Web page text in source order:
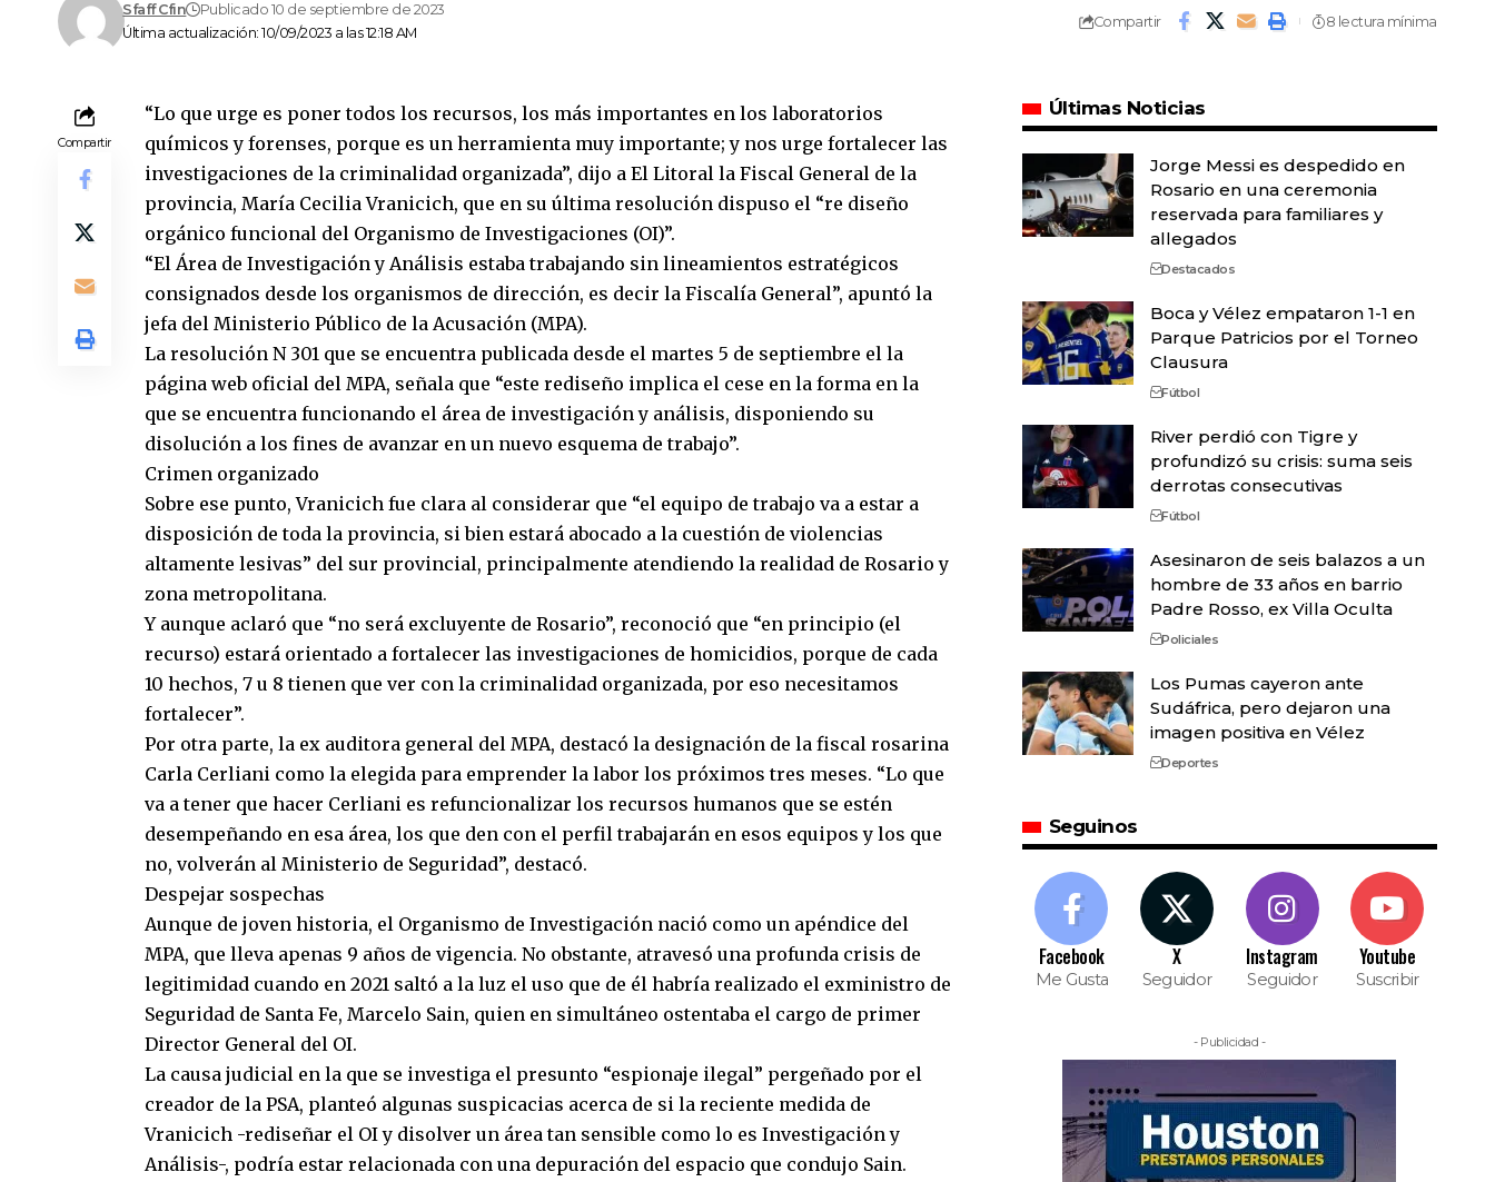
Última actualización: 10/09/2023 a las 12:18 AM
Sfaff Cfin Publicado 10 de septiembre de 2023
Compartir 8 lectura mínima
Compartir
“Lo que urge es poner todos los recursos, los más importantes en los laboratorios
químicos y forenses, porque es un herramienta muy importante; y nos urge fortalecer las
investigaciones de la criminalidad organizada”, dijo a El Litoral la Fiscal General de la
provincia, María Cecilia Vranicich, que en su última resolución dispuso el “re diseño
orgánico funcional del Organismo de Investigaciones (OI)”.
“El Área de Investigación y Análisis estaba trabajando sin lineamientos estratégicos
consignados desde los organismos de dirección, es decir la Fiscalía General”, apuntó la
jefa del Ministerio Público de la Acusación (MPA).
La resolución N 301 que se encuentra publicada desde el martes 5 de septiembre el la
página web oficial del MPA, señala que “este rediseño implica el cese en la forma en la
que se encuentra funcionando el área de investigación y análisis, disponiendo su
disolución a los fines de avanzar en un nuevo esquema de trabajo”.
Crimen organizado
Sobre ese punto, Vranicich fue clara al considerar que “el equipo de trabajo va a estar a
disposición de toda la provincia, si bien estará abocado a la cuestión de violencias
altamente lesivas” del sur provincial, principalmente atendiendo la realidad de Rosario y
zona metropolitana.
Y aunque aclaró que “no será excluyente de Rosario”, reconoció que “en principio (el
recurso) estará orientado a fortalecer las investigaciones de homicidios, porque de cada
10 hechos, 7 u 8 tienen que ver con la criminalidad organizada, por eso necesitamos
fortalecer”.
Por otra parte, la ex auditora general del MPA, destacó la designación de la fiscal rosarina
Carla Cerliani como la elegida para emprender la labor los próximos tres meses. “Lo que
va a tener que hacer Cerliani es refuncionalizar los recursos humanos que se estén
desempeñando en esa área, los que den con el perfil trabajarán en esos equipos y los que
no, volverán al Ministerio de Seguridad”, destacó.
Despejar sospechas
Aunque de joven historia, el Organismo de Investigación nació como un apéndice del
MPA, que lleva apenas 9 años de vigencia. No obstante, atravesó una profunda crisis de
legitimidad cuando en 2021 saltó a la luz el uso que de él habría realizado el exministro de
Seguridad de Santa Fe, Marcelo Sain, quien en simultáneo ostentaba el cargo de primer
Director General del OI.
La causa judicial en la que se investiga el presunto “espionaje ilegal” pergeñado por el
creador de la PSA, planteó algunas suspicacias acerca de si la reciente medida de
Vranicich -rediseñar el OI y disolver un área tan sensible como lo es Investigación y
Análisis-, podría estar relacionada con una depuración del espacio que condujo Sain.
Últimas Noticias
Jorge Messi es despedido en
Rosario en una ceremonia
reservada para familiares y
allegados
Destacados
Boca y Vélez empataron 1-1 en
Parque Patricios por el Torneo
Clausura
Fútbol
River perdió con Tigre y
profundizó su crisis: suma seis
derrotas consecutivas
Fútbol
Asesinaron de seis balazos a un
hombre de 33 años en barrio
Padre Rosso, ex Villa Oculta
Policiales
Los Pumas cayeron ante
Sudáfrica, pero dejaron una
imagen positiva en Vélez
Deportes
Seguinos
Facebook
Me Gusta
X
Seguidor
Instagram
Seguidor
Youtube
Suscribir
- Publicidad -